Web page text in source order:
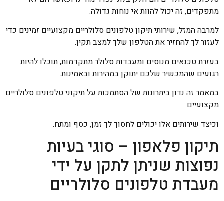
מתפקדים, זה יכול להוות אי נוחות גדולה.
למרבה המזל, שירותי תיקון טלפונים סלולריים מקצועיים זמינים כדי
לעזור לך להחזיר את הטלפון שלך למצב תקין.
בעזרת טכנאים מנוסים ומעבדות סלולר מתקדמות, תוכלו להיות
רגועים שהמכשיר שלכם יתוקן במהירות ובאמינות.
במאמר זה נדון ביתרונות של הסתמכות על תיקוני טלפונים סלולריים
מקצועיים
וכיצד שירותים אלו יכולים לחסוך לך זמן, כסף ומתח.
תיקון פלאפון – סוגי בעיות
נפוצות שניתן לתקן על ידי
מעבדת טלפונים סלולריים